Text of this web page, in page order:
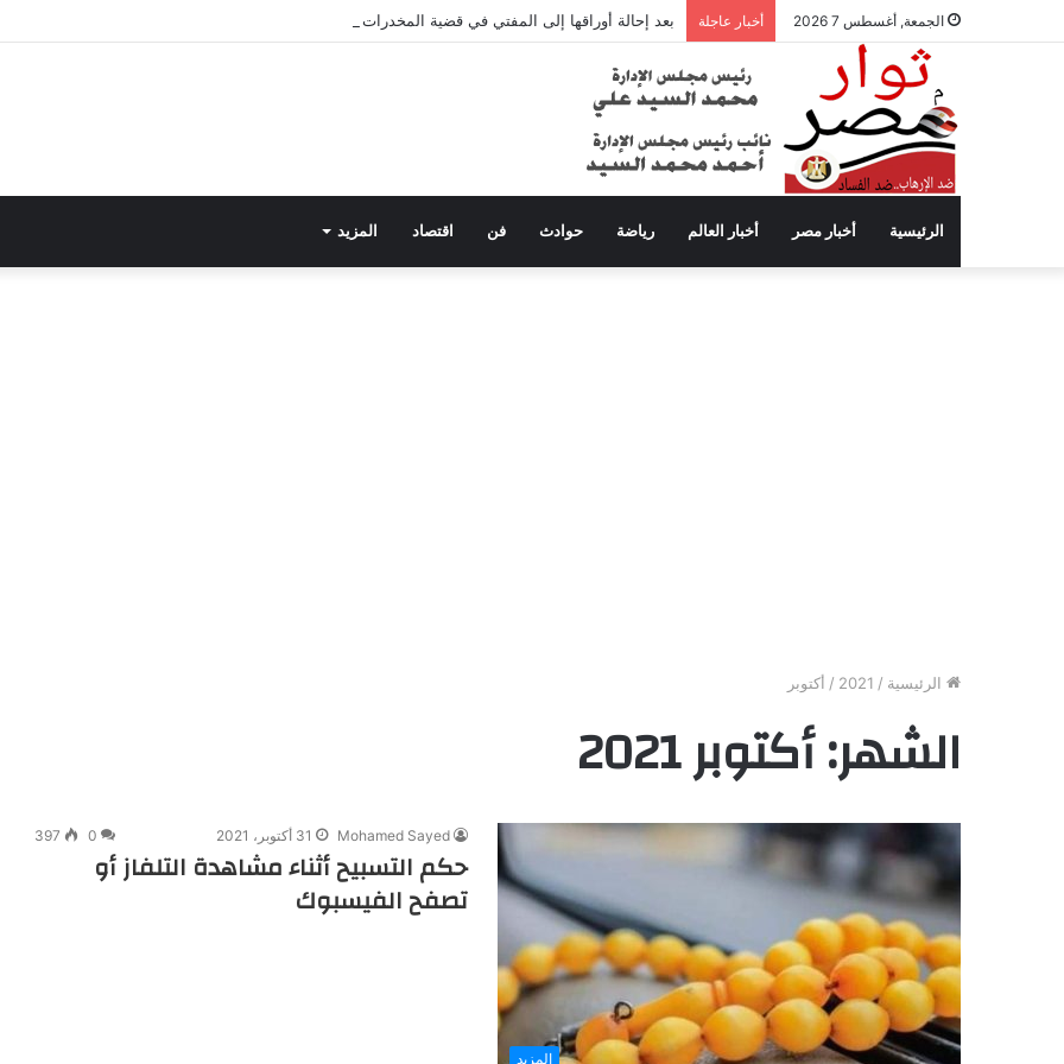
الجمعة, أغسطس 7 2026 أخبار عاجلة بعد إحالة أوراقها إلى المفتي في قضية المخدرات الكبرى.. من هي سارة خليفة؟
الرئيسية أخبار مصر أخبار العالم رياضة حوادث فن اقتصاد المزيد
الرئيسية /
2021
/ أكتوبر
الشهر:أكتوبر 2021
المزيد
Mohamed Sayed 31 أكتوبر، 2021 0
397
حكم التسبيح أثناء مشاهدة التلفاز أو
تصفح الفيسبوك